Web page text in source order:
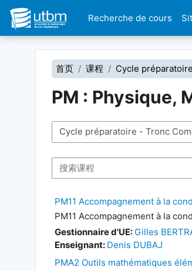
跳到主要内容
Recherche de cours
首页
课程 Cycle
PM : Physique,
课程类别
搜索课程
PM11 Accompagnement à la
PM11 Accompagnement à la
Gestionnaire d'UE: Gilles
Enseignant: Denis DUBAJ
PMA2 Outils mathématiques